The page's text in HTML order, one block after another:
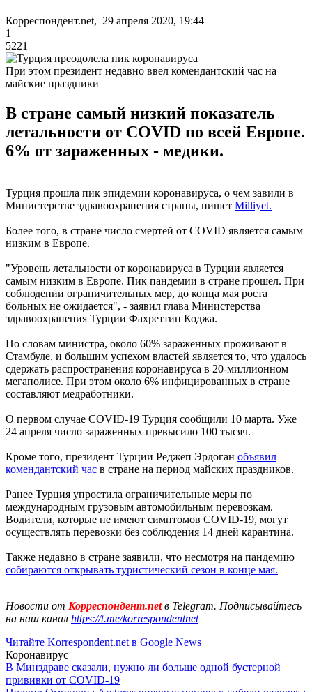
Корреспондент.net, 29 апреля 2020, 19:44
1
5221
При этом президент недавно ввел комендантский час на
майские праздники
В стране самый низкий показатель
летальности от COVID по всей Европе.
6% от зараженных - медики.
Турция прошла пик эпидемии коронавируса, о чем завили в
Министерстве здравоохранения страны, пишет Milliyet.
Более того, в стране число смертей от COVID является самым
низким в Европе.
"Уровень летальности от коронавируса в Турции является
самым низким в Европе. Пик пандемии в стране прошел. При
соблюдении ограничительных мер, до конца мая роста
больных не ожидается", - заявил глава Министерства
здравоохранения Турции Фахреттин Коджа.
По словам министра, около 60% зараженных проживают в
Стамбуле, и большим успехом властей является то, что удалось
сдержать распространения коронавируса в 20-миллионном
мегаполисе. При этом около 6% инфицированных в стране
составляют медработники.
О первом случае COVID-19 Турция сообщили 10 марта. Уже
24 апреля число зараженных превысило 100 тысяч.
Кроме того, президент Турции Реджеп Эрдоган объявил
комендантский час в стране на период майских праздников.
Ранее Турция упростила ограничительные меры по
международным грузовым автомобильным перевозкам.
Водители, которые не имеют симптомов COVID-19, могут
осуществлять перевозки без соблюдения 14 дней карантина.
Также недавно в стране заявили, что несмотря на пандемию
собираются открывать туристический сезон в конце мая.
Новости от Корреспондент.netв Telegram. Подписывайтесь
на наш канал https://t.me/korrespondentnet
Читайте Korrespondent.net в Google News
Коронавирус
В Минздраве сказали, нужно ли больше одной бустерной
прививки от COVID-19